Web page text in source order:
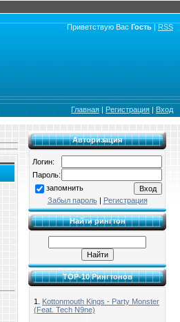
Приветствую Вас Гость | RSS
Главная | Регистрация | Вход
Авторизация
Логин:
Пароль:
запомнить
Забыл пароль| Регистрация
Найти рингтон
TOP-10 Рингтонов
1. Kottonmouth Kings - Party Monster
(Feat. Tech N9ne)